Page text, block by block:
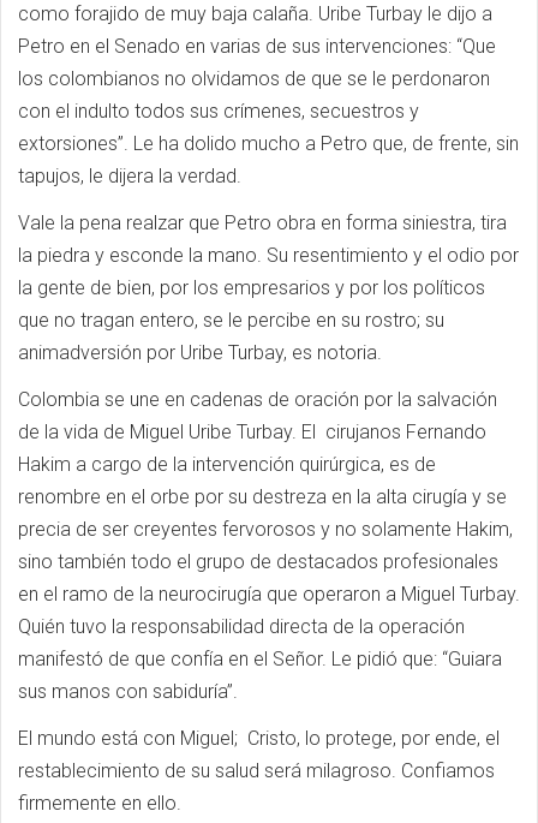
como forajido de muy baja calaña. Uribe Turbay le dijo a
Petro en el Senado en varias de sus intervenciones: “Que
los colombianos no olvidamos de que se le perdonaron
con el indulto todos sus crímenes, secuestros y
extorsiones”. Le ha dolido mucho a Petro que, de frente, sin
tapujos, le dijera la verdad.
Vale la pena realzar que Petro obra en forma siniestra, tira
la piedra y esconde la mano. Su resentimiento y el odio por
la gente de bien, por los empresarios y por los políticos
que no tragan entero, se le percibe en su rostro; su
animadversión por Uribe Turbay, es notoria.
Colombia se une en cadenas de oración por la salvación
de la vida de Miguel Uribe Turbay. El cirujanos Fernando
Hakim a cargo de la intervención quirúrgica, es de
renombre en el orbe por su destreza en la alta cirugía y se
precia de ser creyentes fervorosos y no solamente Hakim,
sino también todo el grupo de destacados profesionales
en el ramo de la neurocirugía que operaron a Miguel Turbay.
Quién tuvo la responsabilidad directa de la operación
manifestó de que confía en el Señor. Le pidió que: “Guiara
sus manos con sabiduría”.
El mundo está con Miguel; Cristo, lo protege, por ende, el
restablecimiento de su salud será milagroso. Confiamos
firmemente en ello.